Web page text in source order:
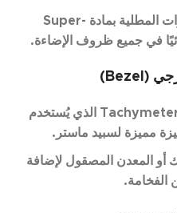
تُضفي العقارب والمؤشرات المطلية بمادة Super-
يحتوي الإطار على مقياس Tachymeter الذي يُستخدم
مميزة لسبيد ماستر.
أو المعدن المصقول لإضافة
الفخامة.